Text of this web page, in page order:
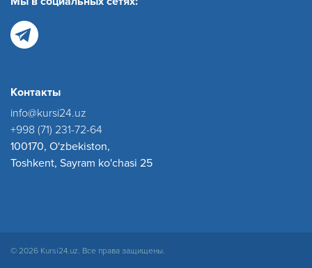
Контакты
info@kursi24.uz
+998 (71) 231-72-64
100170, O'zbekiston,
Toshkent, Sayram ko'chasi 25
© 2026 Kursi24.uz. Все права защищены.